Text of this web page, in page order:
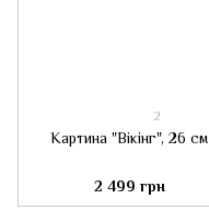
2
Картина "Вікінг", 26 см
2 499 грн